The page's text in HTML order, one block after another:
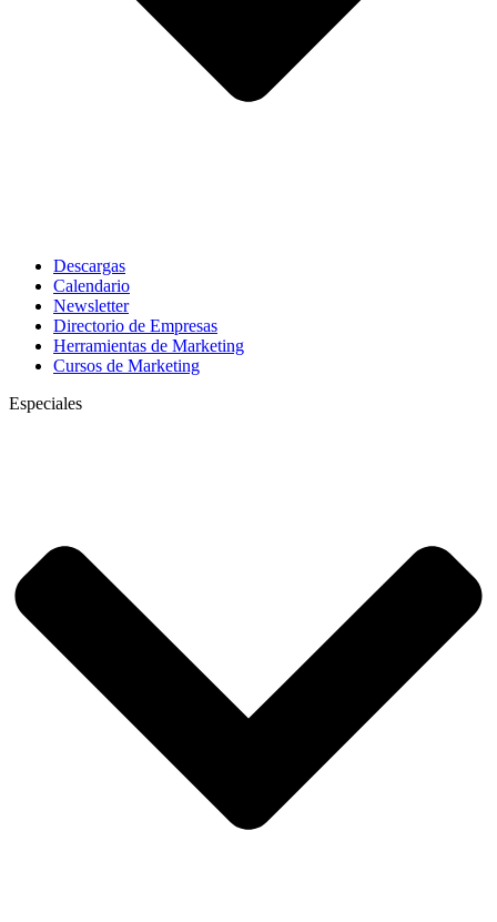
Descargas
Calendario
Newsletter
Directorio de Empresas
Herramientas de Marketing
Cursos de Marketing
Especiales